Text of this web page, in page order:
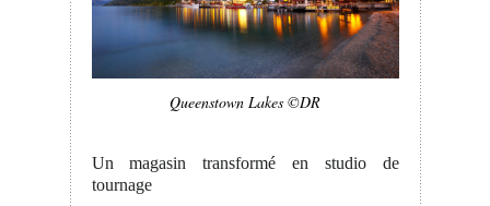
Queenstown Lakes ©DR
Un magasin transformé en studio de
tournage